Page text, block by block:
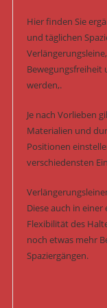
Hier finden Sie
und täglichen
Bewegungsfreiheit
werden,.
Je nach Vorlieben
Materialien und
Positionen
verschiedensten
Diese auch in
Flexibilität des
noch etwas mehr
Spaziergängen.